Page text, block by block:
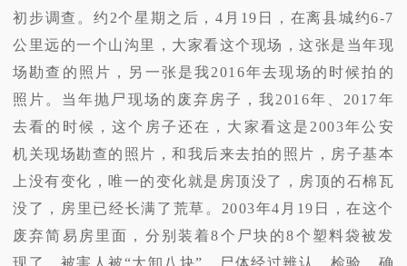
初步调查。约2个星期之后，4月19日，在离县城约6-7
公里远的一个山沟里，大家看这个现场，这张是当年现
场勘查的照片，另一张是我2016年去现场的时候拍的
照片。当年抛尸现场的废弃房子，我2016年、2017年
去看的时候，这个房子还在，大家看这是2003年公安
机关现场勘查的照片，和我后来去拍的照片，房子基本
上没有变化，唯一的变化就是房顶没了，房顶的石棉瓦
没了，房里已经长满了荒草。2003年4月19日，在这个
废弃简易房里面，分别装着8个尸块的8个塑料袋被发
现了，被害人被“大卸八块”。尸体经过辨认、检验，确